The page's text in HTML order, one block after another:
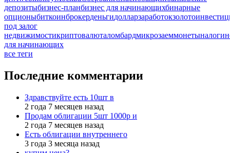
депозитыбизнес-планбизнес для начинающихбинарные
опционыбиткоинброкерденьгидолларзаработокзолото
под залог
недвижимостикриптовалюталомбардмикрозаеммонетыналоги
для начинающих
все теги
Последние комментарии
Здравствуйте есть 10шт в
2 года 7 месяцев назад
Продам облигации 5шт 1000р и
2 года 7 месяцев назад
Есть облигации внутреннего
3 года 3 месяца назад